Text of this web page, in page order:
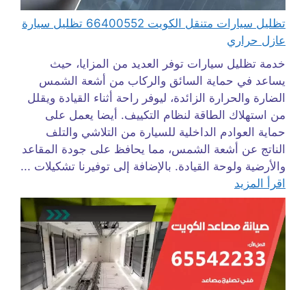
تظليل سيارات متنقل الكويت 66400552 تظليل سيارة
عازل حراري
خدمة تظليل سيارات توفر العديد من المزايا، حيث
يساعد في حماية السائق والركاب من أشعة الشمس
الضارة والحرارة الزائدة، ليوفر راحة أثناء القيادة ويقلل
من استهلاك الطاقة لنظام التكييف. أيضا يعمل على
حماية العوادم الداخلية للسيارة من التلاشي والتلف
الناتج عن أشعة الشمس، مما يحافظ على جودة المقاعد
والأرضية ولوحة القيادة. بالإضافة إلى توفيرنا تشكيلات ...
اقرأ المزيد